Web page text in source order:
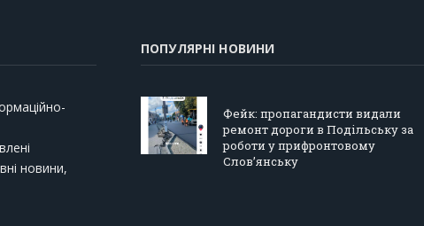
новини,
ПОПУЛЯРНІ НОВИНИ
Фейк: пропагандисти видали
ремонт дороги в Подільську за
роботи у прифронтовому
Слов’янську